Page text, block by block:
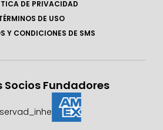
DE PRIVACIDAD
DE USO
Y CONDICIONES DE SMS
Socios Fundadores